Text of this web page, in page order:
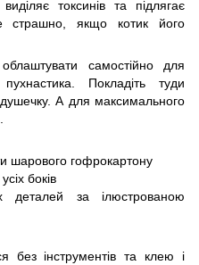
токсинів та підлягає
страшно, якщо котик його
самостійно для
Покладіть туди
А для максимального
шарового гофрокартону
боків
деталей за ілюстрованою
без інструментів та клею і